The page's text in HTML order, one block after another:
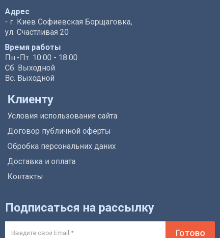
Адрес
- г. Киев Софиевская Борщаговка,
ул. Счастливая 20
Время работы
Пн.-Пт. 10:00 - 18:00
Сб. Выходной
Вс. Выходной
Клиенту
Условия использования сайта
Договор публичной оферты
Обробка персональних даних
Доставка и оплата
Контакты
Подписаться на рассылку
Готово